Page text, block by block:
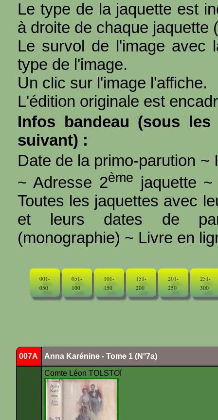
Le type de la jaquette est
à droite de chaque jaquette (
Le survol de l'image avec
type de l'image.
Un clic sur l'image l'affiche.
L'édition originale est
Infos bandeau (sous
suivant) :
Date de la primo-parution ~
~ Adresse 2ème jaquette
Toutes les jaquettes avec
et leurs dates de
(monographie) ~ Livre en
001-
050
051-
100
101-
150
151-
200
201-
250
251-
300
007A Anna Karénine - Tome 1 (N°7a)
Comte Léon TOLSTOÏ